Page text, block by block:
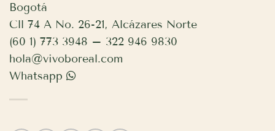
Bogotá
Cll 74 A No. 26-21, Alcázares Norte
(60 1) 773 3948 – 322 946 9830
hola@vivoboreal.com
Whatsapp